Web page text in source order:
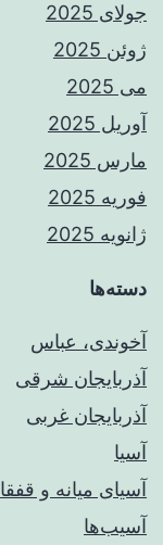
جولای 2025
ژوئن 2025
می 2025
آوریل 2025
مارس 2025
فوریه 2025
ژانویه 2025
دسته‌ها
آخوندی، عباس
آذربایجان شرقی
آذربایجان غربی
آسیا
آسیای میانه و
آسیب‌ها